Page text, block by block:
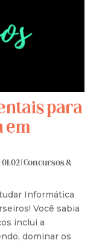
para
em
01:02|Concursos &
Informática
Você sabia
inclui a
dominar os